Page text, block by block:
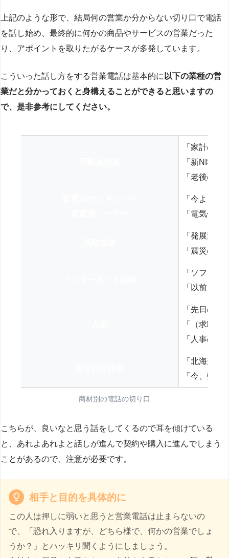
上記のような形で、結局何の営業か分からない切り口で電話
を話し始め、最終的に何かの商品やサービスの営業だった
り、アポイントを取りたがるケースが多発しています。
こういった話し方をする営業電話は基本的に 以下の業種の営
業だと分かっておくと身構えることができると思いますの
で、是非参考にしてください。
「家計の見
「新NISA
「老後の
「今より
「電気代を
「発展途
「震災の
「ソフト
「以前、
「先日の
「（求職
「人事の方
「北海道
「今、弊
商材別の電話の切り口
こちらが、良いなと思う話をしてくるので耳を傾けている
と、あれよあれよと話しが進んで契約や購入に進んでしまう
ことがあるので、注意が必要です。
相手と目的を具体的に
この人は押しに弱いと思うと営業電話は止まらないの
で、「恐れ入りますが、どちら様で、何かの営業でしょ
うか？」とハッキリ聞くようにしましょう。